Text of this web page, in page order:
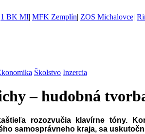
1 BK MI| MFK Zemplín| ZOS Michalovce|
Školstvo Inzercia
– hudobná
rozozvučia klavírne tóny.
samosprávneho kraja, sa